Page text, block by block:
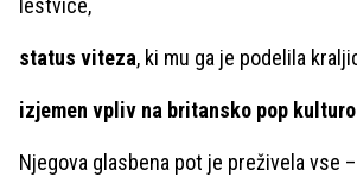
lestvice,
status viteza, ki mu ga je podelila
izjemen vpliv na britansko pop
Njegova glasbena pot je preživela vse